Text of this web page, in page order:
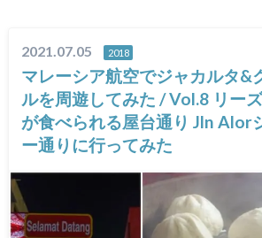
2021.07.05 2018
マレーシア航空でジャカルタ&
ルを周遊してみた / Vol.8 リー
が食べられる屋台通り Jln Alor
ー通りに行ってみた